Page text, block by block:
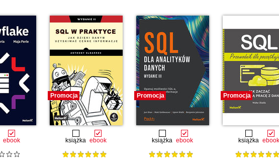
ebook
Promocja
książka ebook
Promocja
książka ebook
Promocja
książka ebook